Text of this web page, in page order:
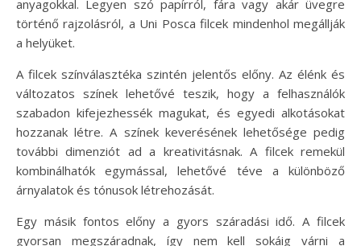
anyagokkal. Legyen szó papírról, fára vagy akár üvegre
történő rajzolásról, a Uni Posca filcek mindenhol megállják
a helyüket.
A filcek színválasztéka szintén jelentős előny. Az élénk és
változatos színek lehetővé teszik, hogy a felhasználók
szabadon kifejezhessék magukat, és egyedi alkotásokat
hozzanak létre. A színek keverésének lehetősége pedig
további dimenziót ad a kreativitásnak. A filcek remekül
kombinálhatók egymással, lehetővé téve a különböző
árnyalatok és tónusok létrehozását.
Egy másik fontos előny a gyors száradási idő. A filcek
gyorsan megszáradnak, így nem kell sokáig várni a